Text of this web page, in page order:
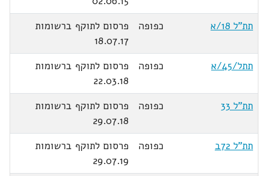
תת"ל 18/א
כפופה
פרסום לתוקף ברשומות
18.07.17
תתל/45/א
כפופה
פרסום לתוקף ברשומות
22.03.18
תת"ל 33
כפופה
פרסום לתוקף ברשומות
29.07.18
תת"ל 72ב
כפופה
פרסום לתוקף ברשומות
29.07.19